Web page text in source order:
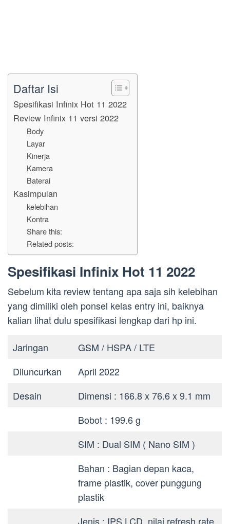
Daftar Isi
Spesifikasi Infinix Hot 11 2022
Review Infinix 11 versi 2022
Body
Layar
Kinerja
Kamera
Baterai
Kasimpulan
kelebihan
Kontra
Share this:
Related posts:
Spesifikasi Infinix Hot 11 2022
Sebelum kita review tentang apa saja sih kelebihan
yang dimiliki oleh ponsel kelas entry ini, baiknya
kalian lihat dulu spesifikasi lengkap dari hp ini.
Jaringan
GSM / HSPA / LTE
Diluncurkan
April 2022
Desain
Dimensi : 166.8 x 76.6 x 9.1 mm
Bobot : 199.6 g
SIM : Dual SIM ( Nano SIM )
Bahan : Bagian depan kaca,
frame plastik, cover punggung
plastik
Jenis : IPS LCD, nilai refresh rate